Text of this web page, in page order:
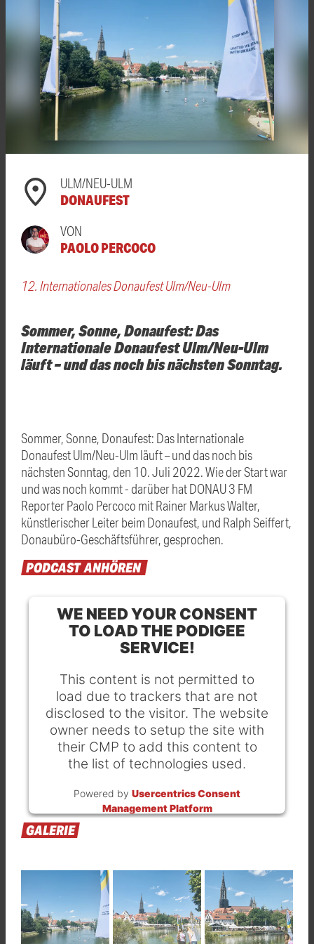
ULM/NEU-ULM
DONAUFEST
VON
PAOLO PERCOCO
12. Internationales Donaufest Ulm/Neu-Ulm
Sommer, Sonne, Donaufest: Das
Internationale Donaufest Ulm/Neu-Ulm
läuft – und das noch bis nächsten Sonntag.
Sommer, Sonne, Donaufest: Das Internationale
Donaufest Ulm/Neu-Ulm läuft – und das noch bis
nächsten Sonntag, den 10. Juli 2022. Wie der Start war
und was noch kommt - darüber hat DONAU 3 FM
Reporter Paolo Percoco mit Rainer Markus Walter,
künstlerischer Leiter beim Donaufest, und Ralph Seiffert,
Donaubüro-Geschäftsführer, gesprochen.
PODCASTANHÖREN
WE NEED YOUR CONSENT
TO LOAD THE PODIGEE
SERVICE!
This content is not permitted to
load due to trackers that are not
disclosed to the visitor. The website
owner needs to setup the site with
their CMP to add this content to
the list of technologies used.
Powered by Usercentrics Consent
Management Platform
GALERIE